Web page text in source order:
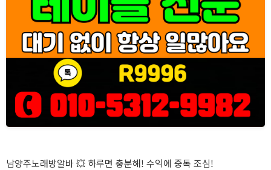
남양주노래방알바 💥 하루면 충분해! 수익에 중독 조심!